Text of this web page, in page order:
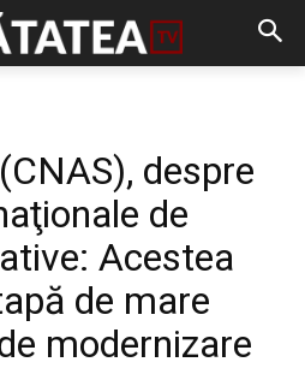
despre
de
Acestea
de mare
modernizare